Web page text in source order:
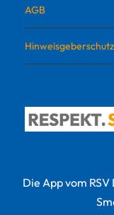
AGB
Hinweisgeberschutz
Die App vom